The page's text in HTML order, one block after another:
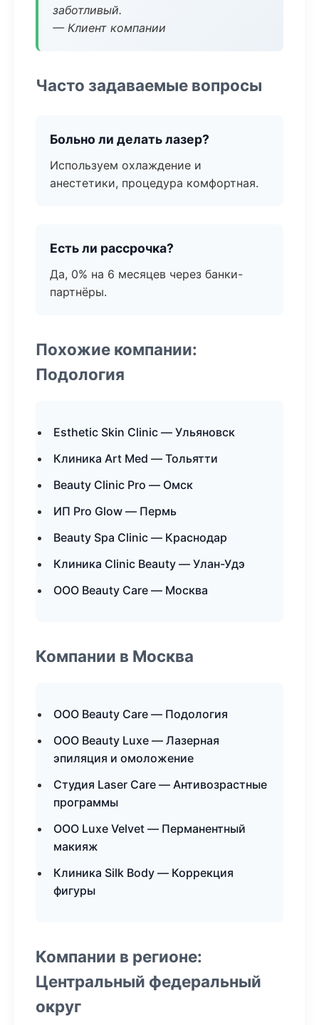
заботливый.
— Клиент компании
Часто задаваемые вопросы
Больно ли делать лазер?
Используем охлаждение и
анестетики, процедура комфортная.
Есть ли рассрочка?
Да, 0% на 6 месяцев через банки-
партнёры.
Похожие компании:
Подология
Esthetic Skin Clinic — Ульяновск
Клиника Art Med — Тольятти
Beauty Clinic Pro — Омск
ИП Pro Glow — Пермь
Beauty Spa Clinic — Краснодар
Клиника Clinic Beauty — Улан-Удэ
ООО Beauty Care — Москва
Компании в Москва
ООО Beauty Care — Подология
ООО Beauty Luxe — Лазерная
эпиляция и омоложение
Студия Laser Care — Антивозрастные
программы
ООО Luxe Velvet — Перманентный
макияж
Клиника Silk Body — Коррекция
фигуры
Компании в регионе:
Центральный федеральный
округ